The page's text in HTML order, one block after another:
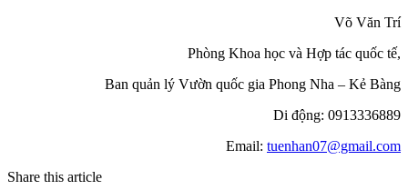
Võ Văn Trí
Phòng Khoa học và Hợp tác quốc tế,
Ban quản lý Vườn quốc gia Phong Nha – Kẻ Bàng
Di động: 0913336889
Email: tuenhan07@gmail.com
Share this article